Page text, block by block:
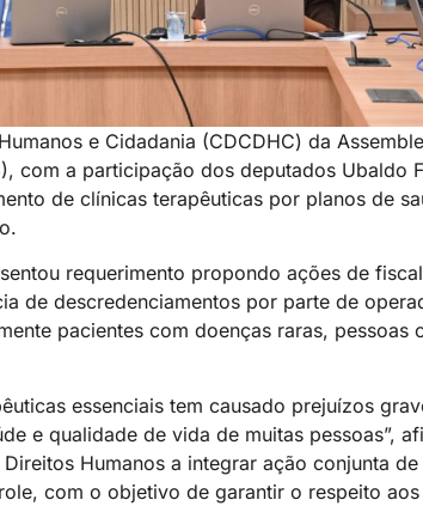
e Cidadania (CDCDHC) da
com a participação dos deputados Ubaldo
de clínicas terapêuticas por planos de
requerimento propondo ações de
de descredenciamentos por parte de
pacientes com doenças raras, pessoas
essenciais tem causado prejuízos
e qualidade de vida de muitas pessoas”,
Humanos a integrar ação conjunta
com o objetivo de garantir o respeito